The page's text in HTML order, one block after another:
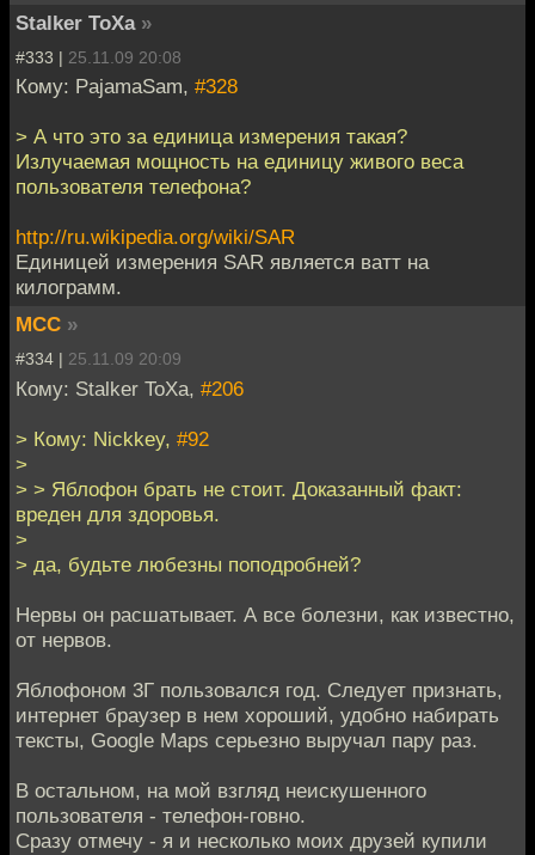
Stalker ToXa »
#333 | 25.11.09 20:08
Кому: PajamaSam, #328
> А что это за единица измерения такая?
Излучаемая мощность на единицу живого веса
пользователя телефона?
http://ru.wikipedia.org/wiki/SAR
Единицей измерения SAR является ватт на
килограмм.
MCC »
#334 | 25.11.09 20:09
Кому: Stalker ToXa, #206
> Кому: Nickkey, #92
>
> > Яблофон брать не стоит. Доказанный факт:
вреден для здоровья.
>
> да, будьте любезны поподробней?
Нервы он расшатывает. А все болезни, как известно,
от нервов.
Яблофоном 3Г пользовался год. Следует признать,
интернет браузер в нем хороший, удобно набирать
тексты, Google Maps серьезно выручал пару раз.
В остальном, на мой взгляд неискушенного
пользователя - телефон-говно.
Сразу отмечу - я и несколько моих друзей купили